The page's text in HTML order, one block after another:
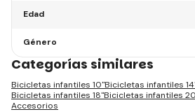
Edad
Género
Categorías similares
Bicicletas infantiles 10"Bicicletas infantiles
Bicicletas infantiles 18"Bicicletas infantiles
Accesorios